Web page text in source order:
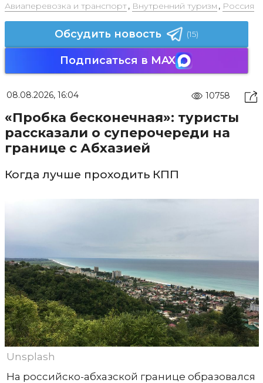
Авиаперевозка и транспорт, Внутренний туризм , Россия
Обсудить новость (15)
Подписаться в MAX
08.08.2026, 16:04 10758
«Пробка бесконечная»: туристы
рассказали о суперочереди на
границе с Абхазией
Когда лучше проходить КПП
Unsplash
На российско-абхазской границе образовался